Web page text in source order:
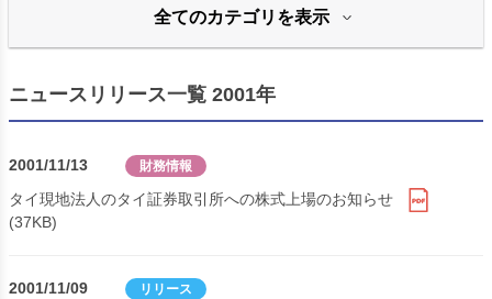
全てのカテゴリを表示
ニュースリリース一覧 2001年
2001/11/13 財務情報
タイ現地法人のタイ証券取引所への株式上場のお知らせ
(37KB)
2001/11/09 リリース